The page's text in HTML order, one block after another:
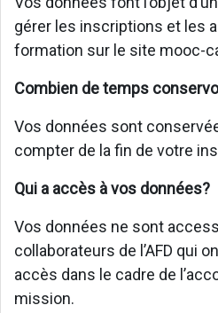
gérer les inscriptions et les
formation sur le site mooc-
Combien de temps
Vos données sont
compter de la fin de votre
Qui a accès à vos données?
Vos données ne sont
collaborateurs de l’AFD qui
accès dans le cadre de
mission.